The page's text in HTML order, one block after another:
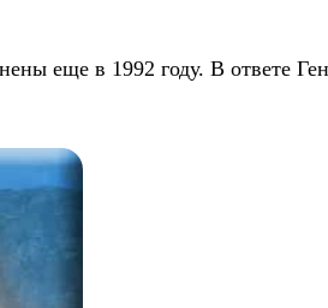
еще в 1992 году. В ответе